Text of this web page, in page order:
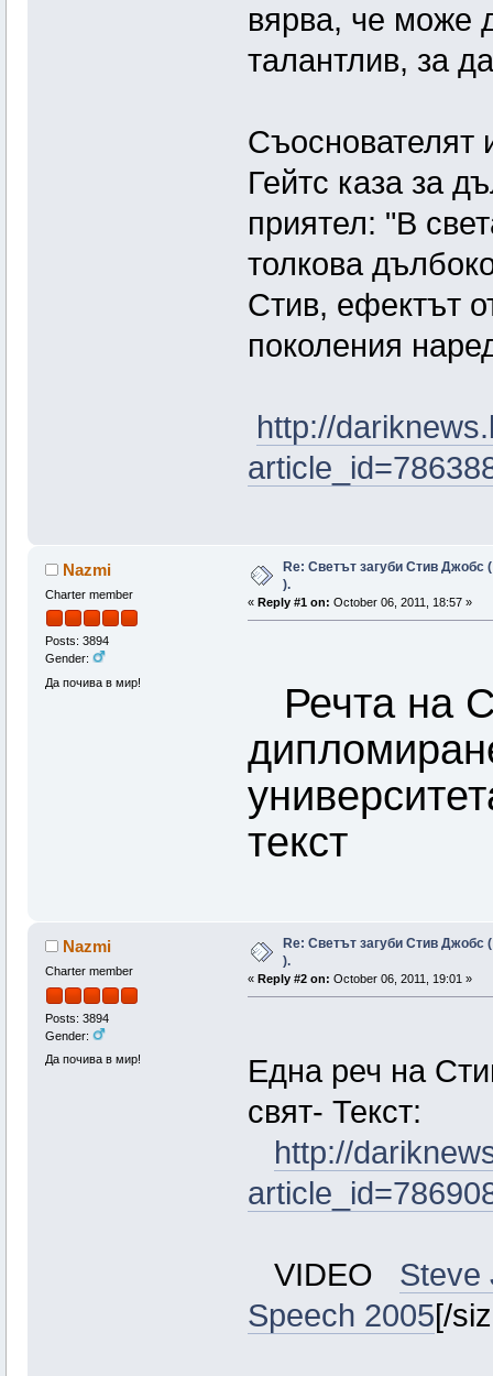
вярва, че може
талантлив, за
Съоснователят
Гейтс каза за
приятел: "В
толкова
Стив, ефектът
поколения
http://
Nazmi
Charter member
Posts: 3894
Gender:
Да почива в мир!
Re: Светът загуби Стив Джобс
).
« Reply #1 on: October 06, 2011, 18:57 »
Речта на
текст
Nazmi
Charter member
Posts: 3894
Gender:
Да почива в мир!
Re: Светът загуби Стив Джобс
).
« Reply #2 on: October 06, 2011, 19:01 »
Една реч на
свят- Текст:
http://
VIDEO Steve
Speech 2005[/